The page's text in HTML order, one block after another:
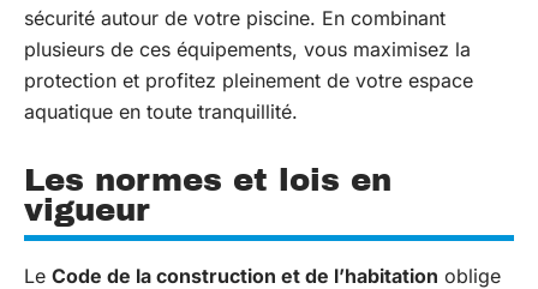
sécurité autour de votre piscine. En combinant
plusieurs de ces équipements, vous maximisez la
protection et profitez pleinement de votre espace
aquatique en toute tranquillité.
Les normes et lois en
vigueur
Le Code de la construction et de l’habitation oblige